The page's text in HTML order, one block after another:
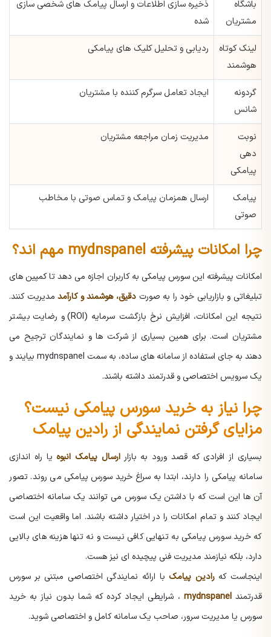
باشگاه
مشتریان
ذخیره سازی اطلاعات و ارسال پیامک های شخصی سازی
شده
لینک کوتاه
هوشمند
ردیابی و تحلیل کلیک های پیامکی
گردونه
شانس
ایجاد تعامل سرگرم کننده با مشتریان
نوبت
دهی
پیامکی
مدیریت زمان مراجعه مشتریان
پیامک
صوتی
ارسال همزمان پیامک و تماس صوتی با مخاطب
چرا امکانات پیشرفته mydnspanel مهم اند؟
امکانات پیشرفته این سورس پیامکی به کاربران اجازه می دهد تا کمپین های
تبلیغاتی و بازاریابی خود را به صورتدقیق، هوشمند و کارآمدمدیریت کنند.
نتیجه این امکانات، افزایش نرخ بازگشت سرمایه (ROI) و رضایت بیشتر
مشتریان است. برای همین بسیاری از شرکت ها و نمایندگان ترجیح می
دهند به جای استفاده از سامانه های ساده، به سمت mydnspanel بیایند و
یک سرویس اختصاصی و قدرتمند داشته باشند.
چرا نیاز به خرید سورس پیامکی نیست؟
مزایای گرفتن نمایندگی از رادین پیامک
بسیاری از افرادی که قصد ورود به بازارارسال پیامک انبوهیا راه اندازی
سامانه پیامکی را دارند، ابتدا به سراغ خریدسورس پیامکی می روند. تصور
آن ها این است که با داشتن یک سورس می توانند یک سامانه اختصاصی
ایجاد کنند و تمام امکانات را در اختیار داشته باشند. اما واقعیت این است
که خرید سورس پیامکی به تنهایی کافی نیست و نه تنها هزینه های بالایی
دارد، بلکه نیازمند مدیریت فنی پیچیده ای نیز هست.
اینجاست کهرادین پیامک با ارائه نمایندگی اختصاصی مبتنی بر سورس
قدرتمندmydnspanel ، شرایطی ایجاد کرده که شما بدون نیاز به خرید
سورس یا مدیریت سرور، صاحب یک سامانه کامل و اختصاصی شوید.